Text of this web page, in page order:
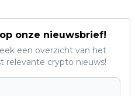
onze nieuwsbrief!
een overzicht van het
relevante crypto nieuws!